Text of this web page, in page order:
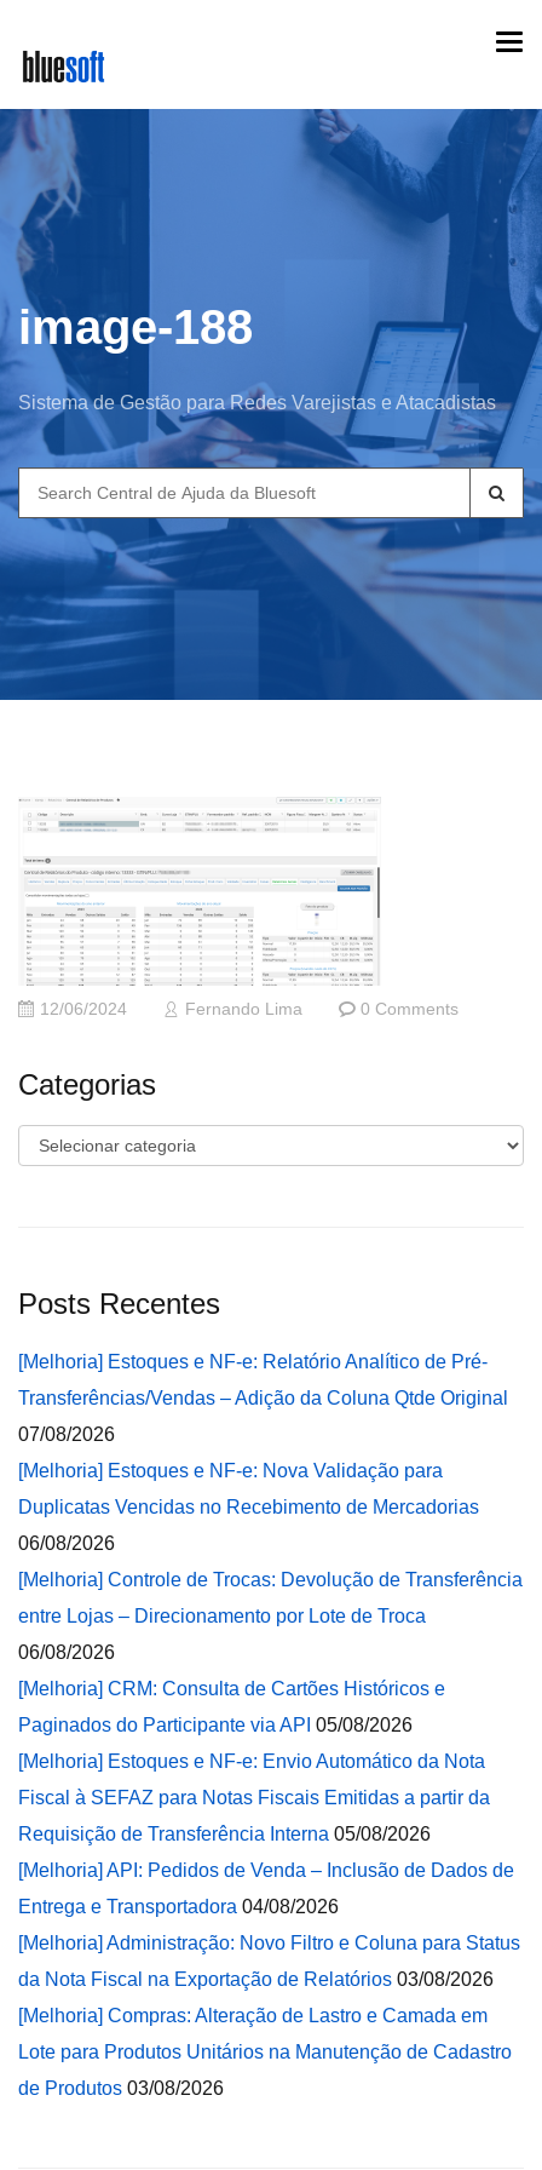
main
content
image-188
Sistema de Gestão para Redes Varejistas e Atacadistas
Search
for:
12/06/2024 Fernando Lima 0 Comments
Categorias
Categorias
Posts Recentes
[Melhoria] Estoques e NF-e: Relatório Analítico de Pré-
Transferências/Vendas – Adição da Coluna Qtde Original
07/08/2026
[Melhoria] Estoques e NF-e: Nova Validação para
Duplicatas Vencidas no Recebimento de Mercadorias
06/08/2026
[Melhoria] Controle de Trocas: Devolução de Transferência
entre Lojas – Direcionamento por Lote de Troca
06/08/2026
[Melhoria] CRM: Consulta de Cartões Históricos e
Paginados do Participante via API 05/08/2026
[Melhoria] Estoques e NF-e: Envio Automático da Nota
Fiscal à SEFAZ para Notas Fiscais Emitidas a partir da
Requisição de Transferência Interna 05/08/2026
[Melhoria] API: Pedidos de Venda – Inclusão de Dados de
Entrega e Transportadora 04/08/2026
[Melhoria] Administração: Novo Filtro e Coluna para Status
da Nota Fiscal na Exportação de Relatórios 03/08/2026
[Melhoria] Compras: Alteração de Lastro e Camada em
Lote para Produtos Unitários na Manutenção de Cadastro
de Produtos 03/08/2026